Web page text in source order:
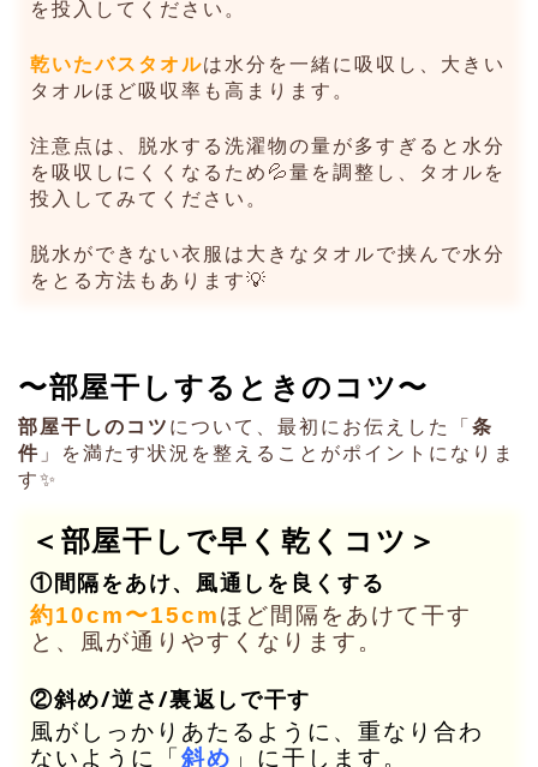
を投入してください。
乾いたバスタオルは水分を一緒に吸収し、大きい
タオルほど吸収率も高まります。
注意点は、脱水する洗濯物の量が多すぎると水分
を吸収しにくくなるため💦量を調整し、タオルを
投入してみてください。
脱水ができない衣服は大きなタオルで挟んで水分
をとる方法もあります💡
〜部屋干しするときのコツ〜
部屋干しのコツ について、最初にお伝えした「 条
件 」を満たす状況を整えることがポイントになりま
す✨
＜部屋干しで早く乾くコツ＞
①間隔をあけ、風通しを良くする
約10cm〜15cmほど間隔をあけて干す
と、風が通りやすくなります。
②斜め/逆さ/裏返しで干す
風がしっかりあたるように、重なり合わ
ないように「 斜め 」に干します。